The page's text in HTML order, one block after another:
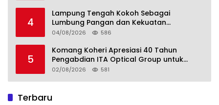
4
Lampung Tengah Kokoh Sebagai
Lumbung Pangan dan Kekuatan
Perkebunan Lampung, Komang Koheri:
Menuju Indonesia Emas 2045
04/08/2026 586
5
Komang Koheri Apresiasi 40 Tahun
Pengabdian ITA Optical Group untuk
Kesehatan Mata Masyarakat Lamteng
02/08/2026 581
Terbaru